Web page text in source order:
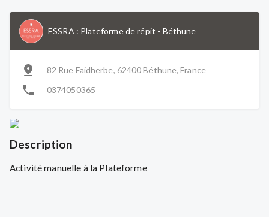
Description
Activité manuelle à la Plateforme
ESSRA : Plateforme de répit - Béthune
82 Rue Faidherbe, 62400 Béthune, France
0374050365